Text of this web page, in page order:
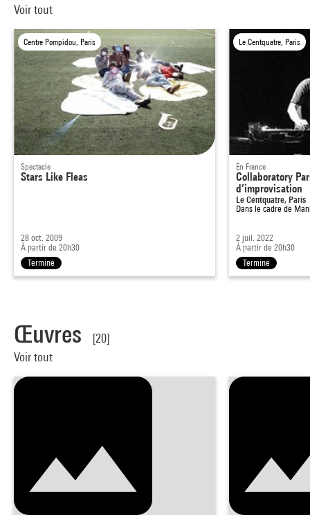
Voir tout
Centre Pompidou, Paris
Spectacle
Stars Like Fleas
28 oct. 2009
À partir de 20h30
Terminé
Le Centquatre, Paris
En France
Collaboratory
d’improvisation
Le Centquatre, Paris
Dans le cadre de
2 juil. 2022
À partir de 20h30
Terminé
Œuvres
[20]
Voir tout